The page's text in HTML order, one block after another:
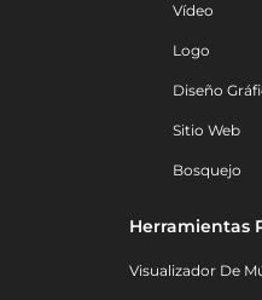
Vídeo
Logo
Diseño
Sitio Web
Bosquejo
Herramientas
Visualizador De